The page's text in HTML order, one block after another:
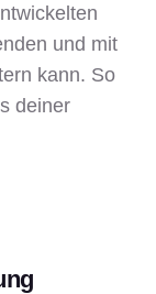
und mit
kann. So
deiner